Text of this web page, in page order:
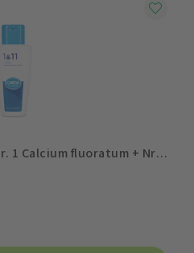
Omida Schüsslersalz Nr. 1 Calcium fluoratum + Nr. 11 Silicea